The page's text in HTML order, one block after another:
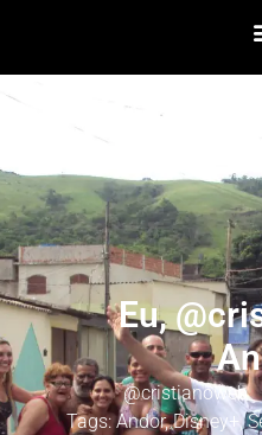
Eu,
@cristianoweb
Tags:Andor,Disney+,